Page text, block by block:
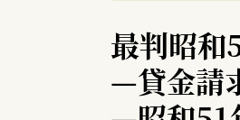
最判昭
—貸金請